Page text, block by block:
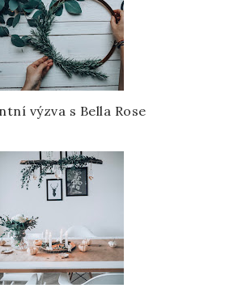
výzva s Bella Rose